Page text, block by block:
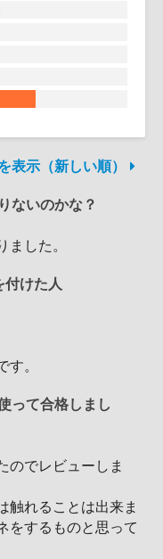
表示（新しい順）
ないのかな？
した。
付けた人
。
って合格しまし
のでレビューしま
触れることは出来ま
をするものと思って